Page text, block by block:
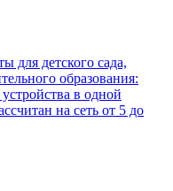
для детского сада,
образования:
в одной
на сеть от 5 до